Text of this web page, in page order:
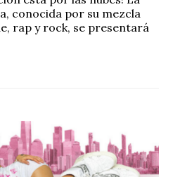
conocida por su mezcla
rap y rock, se presentará